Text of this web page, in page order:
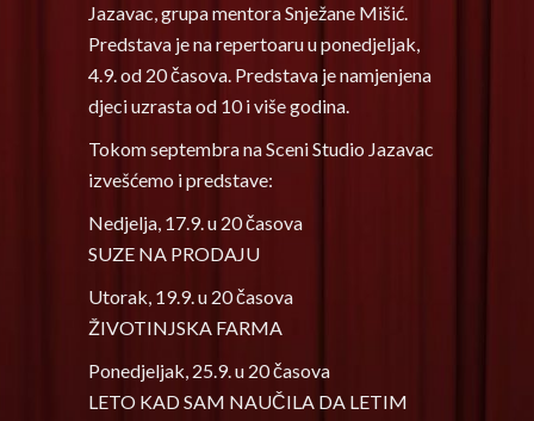
Jazavac, grupa mentora Snježane Mišić.
Predstava je na repertoaru u ponedjeljak,
4.9. od 20 časova. Predstava je namjenjena
djeci uzrasta od 10 i više godina.
Tokom septembra na Sceni Studio Jazavac
izvešćemo i predstave:
Nedjelja, 17.9. u 20 časova
SUZE NA PRODAJU
Utorak, 19.9. u 20 časova
ŽIVOTINJSKA FARMA
Ponedjeljak, 25.9. u 20 časova
LETO KAD SAM NAUČILA DA LETIM